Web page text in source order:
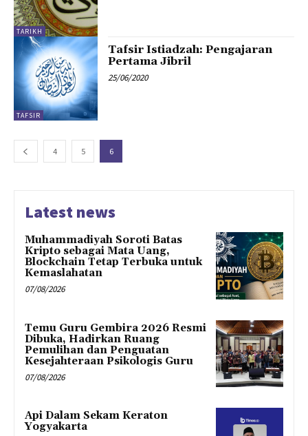
TARIKH
TAFSIR
Tafsir Istiadzah: Pengajaran
Pertama Jibril
25/06/2020
4 5 6
Latest news
Muhammadiyah Soroti Batas
Kripto sebagai Mata Uang,
Blockchain Tetap Terbuka untuk
Kemaslahatan
07/08/2026
Temu Guru Gembira 2026 Resmi
Dibuka, Hadirkan Ruang
Pemulihan dan Penguatan
Kesejahteraan Psikologis Guru
07/08/2026
Api Dalam Sekam Keraton
Yogyakarta